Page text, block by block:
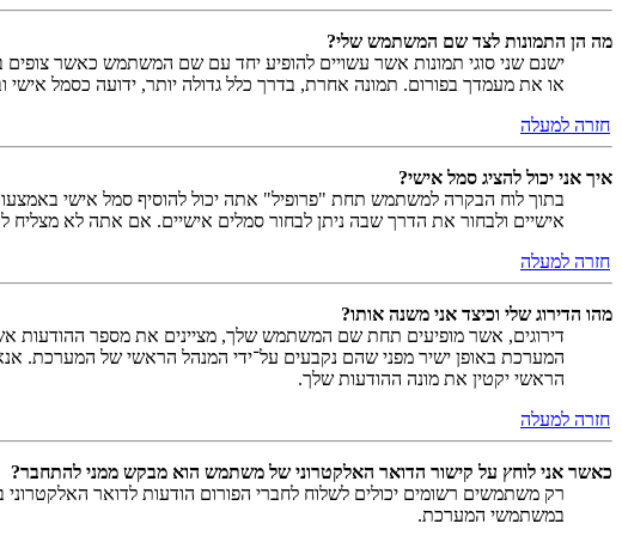
מה הן התמונות לצד שם המשתמש שלי?
ישנם שני סוגי תמונות אשר עשויים להופיע יחד עם שם המשתמש כאשר
או את מעמדך בפורום. תמונה אחרת, בדרך כלל גדולה יותר, ידועה כסמל אישי
חזרה למעלה
איך אני יכול להציג סמל אישי?
אישיים ולבחור את הדרך שבה ניתן לבחור סמלים אישיים. אם אתה לא
חזרה למעלה
מהו הדירוג שלי וכיצד אני משנה אותו?
דירוגים, אשר מופיעים תחת שם המשתמש שלך, מציינים את מספר ההודעות
המערכת באופן ישיר מפני שהם נקבעים על־ידי המנהל הראשי של המערכת.
הראשי יקטין את מונה ההודעות שלך.
חזרה למעלה
כאשר אני לוחץ על קישור הדואר האלקטרוני של משתמש הוא מבקש ממני להתחבר?
רק משתמשים רשומים יכולים לשלוח לחברי הפורום הודעות לדואר
במשתמשי המערכת.